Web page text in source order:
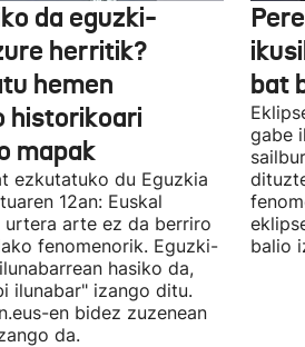
da eguzki-
herritik?
hemen
historikoari
mapak
ezkutatuko du Eguzkia
12an: Euskal
urtera arte ez da berriro
fenomenorik. Eguzki-
hasiko da,
ilunabar" izango ditu.
en bidez zuzenean
da.
bat
gabe
balio